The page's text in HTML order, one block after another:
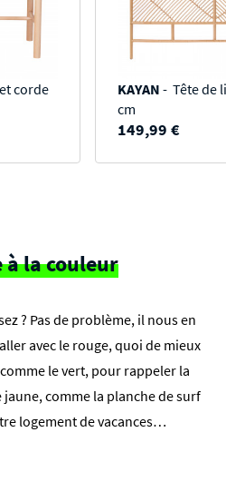
corde
KAYAN - Tête de
cm
149,99 €
à la couleur
? Pas de problème, il nous en
avec le rouge, quoi de mieux
le vert, pour rappeler la
comme la planche de surf
logement de vacances…